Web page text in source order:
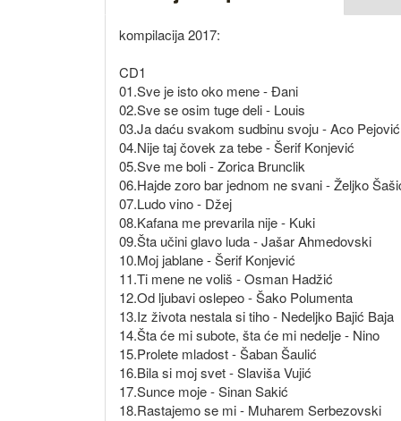
kompilacija 2017:
CD1
01.Sve je isto oko mene - Đani
02.Sve se osim tuge deli - Louis
03.Ja daću svakom sudbinu svoju - Aco Pejović
04.Nije taj čovek za tebe - Šerif Konjević
05.Sve me boli - Zorica Brunclik
06.Hajde zoro bar jednom ne svani - Željko
07.Ludo vino - Džej
08.Kafana me prevarila nije - Kuki
09.Šta učini glavo luda - Jašar Ahmedovski
10.Moj jablane - Šerif Konjević
11.Ti mene ne voliš - Osman Hadžić
12.Od ljubavi oslepeo - Šako Polumenta
13.Iz života nestala si tiho - Nedeljko Bajić Baja
14.Šta će mi subote, šta će mi nedelje - Nino
15.Prolete mladost - Šaban Šaulić
16.Bila si moj svet - Slaviša Vujić
17.Sunce moje - Sinan Sakić
18.Rastajemo se mi - Muharem Serbezovski